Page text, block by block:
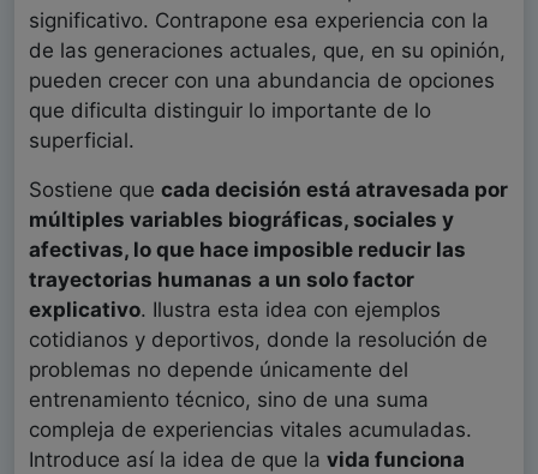
significativo. Contrapone esa experiencia con la
de las generaciones actuales, que, en su opinión,
pueden crecer con una abundancia de opciones
que dificulta distinguir lo importante de lo
superficial.
Sostiene que cada decisión está atravesada por
múltiples variables biográficas, sociales y
afectivas, lo que hace imposible reducir las
trayectorias humanas a un solo factor
explicativo. Ilustra esta idea con ejemplos
cotidianos y deportivos, donde la resolución de
problemas no depende únicamente del
entrenamiento técnico, sino de una suma
compleja de experiencias vitales acumuladas.
Introduce así la idea de que la vida funciona